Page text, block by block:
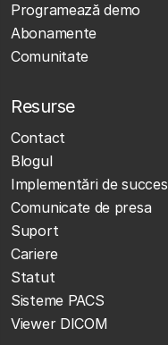
Programează demo
Abonamente
Comunitate
Resurse
Contact
Blogul
Implementări de succes
Comunicate de presa
Suport
Cariere
Statut
Sisteme PACS
Viewer DICOM